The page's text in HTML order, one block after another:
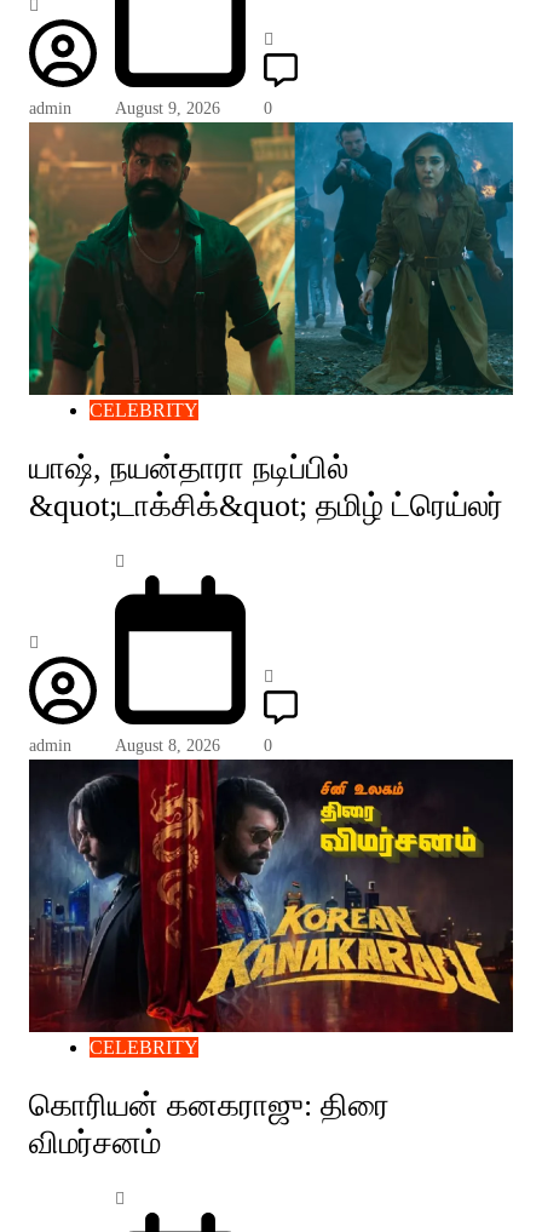
admin August 9, 2026 0
CELEBRITY
யாஷ், நயன்தாரா நடிப்பில்
&quot;டாக்சிக்&quot; தமிழ் ட்ரெய்லர்
admin August 8, 2026 0
CELEBRITY
கொரியன் கனகராஜு: திரை
விமர்சனம்